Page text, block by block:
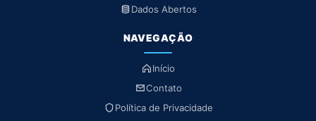
Dados Abertos
NAVEGAÇÃO
Início
Contato
Política de Privacidade